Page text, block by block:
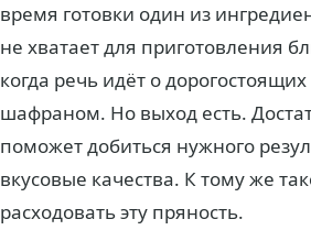
время готовки один из
не хватает для приготовления
когда речь идёт о
шафраном. Но выход есть.
поможет добиться нужного
вкусовые качества. К тому же
расходовать эту пряность.